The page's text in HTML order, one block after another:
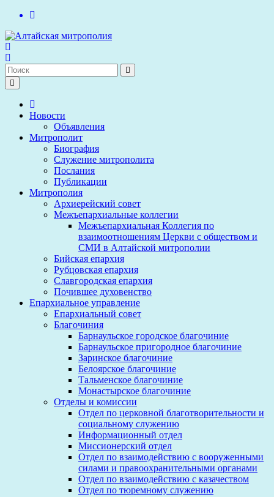
Перейти
содержимому
Новости
Объявления
Митрополит
Биография
Служение митрополита
Послания
Публикации
Митрополия
Архиерейский совет
Межъепархиальные коллегии
Межъепархиальная Коллегия по
взаимоотношениям Церкви с обществом и
СМИ в Алтайской митрополии
Бийская епархия
Рубцовская епархия
Славгородская епархия
Почившее духовенство
Епархиальное управление
Епархиальный совет
Благочиния
Барнаульское городское благочиние
Барнаульское пригородное благочиние
Заринское благочиние
Белоярское благочиние
Тальменское благочиние
Монастырское благочиние
Отделы и комиссии
Отдел по церковной благотворительности и
социальному служению
Информационный отдел
Миссионерский отдел
Отдел по взаимодействию с вооруженными
силами и правоохранительными органами
Отдел по взаимодействию с казачеством
Отдел по тюремному служению